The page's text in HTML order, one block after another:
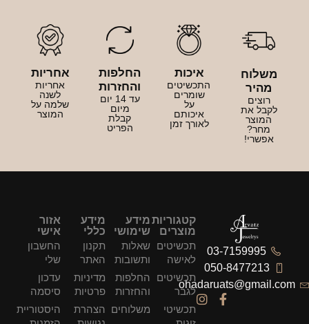
משלוח
מהיר
רוצים
לקבל את
המוצר
מחר?
אפשרי!
איכות
התכשיטים
שומרים
על
איכותם
לאורך זמן
החלפות
והחזרות
עד 14 יום
מיום
קבלת
הפריט
אחריות
אחריות
לשנה
שלמה על
המוצר
03-7159995
050-8477213
ohadaruats@gmail.com
קטגוריות
מוצרים
תכשיטים
לאישה
תכשיטים
לגבר
תכשיטי
מידע
שימושי
שאלות
ותשובות
החלפות
והחזרות
משלוחים
מידע
כללי
תקנון
האתר
מדיניות
פרטיות
הצהרת
אזור
אישי
החשבון
שלי
עדכון
סיסמה
היסטוריית